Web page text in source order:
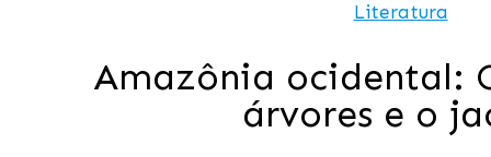
Literatura
Amazônia ocidental:
árvores e o